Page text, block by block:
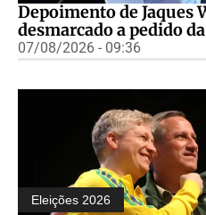
Depoimento de Jaques
desmarcado a pedido
07/08/2026 - 09:36
Eleições 2026